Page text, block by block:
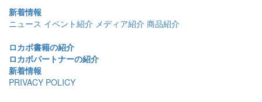
新着情報
ニュース イベント紹介 メディア紹介 商品紹介
ロカボ書籍の紹介
ロカボパートナーの紹介
新着情報
PRIVACY POLICY